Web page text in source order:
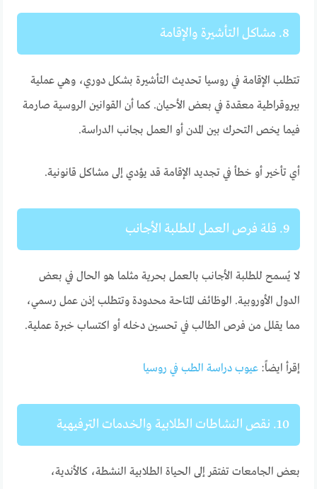
8. مشاكل التأشيرة والإقامة
تتطلب الإقامة في روسيا تحديث التأشيرة بشكل دوري، وهي عملية
بيروقراطية معقدة في بعض الأحيان. كما أن القوانين الروسية صارمة
فيما يخص التحرك بين المدن أو العمل بجانب الدراسة.
أي تأخير أو خطأ في تجديد الإقامة قد يؤدي إلى مشاكل قانونية.
9. قلة فرص العمل للطلبة الأجانب
لا يُسمح للطلبة الأجانب بالعمل بحرية مثلما هو الحال في بعض
الدول الأوروبية. الوظائف المتاحة محدودة وتتطلب إذن عمل رسمي،
مما يقلل من فرص الطالب في تحسين دخله أو اكتساب خبرة عملية.
إقرأ ايضاً:عيوب دراسة الطب في روسيا
10. نقص النشاطات الطلابية والخدمات الترفيهية
بعض الجامعات تفتقر إلى الحياة الطلابية النشطة، كالأندية،